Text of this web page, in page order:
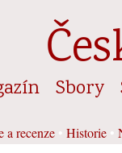
Sbory
a recenze Historie